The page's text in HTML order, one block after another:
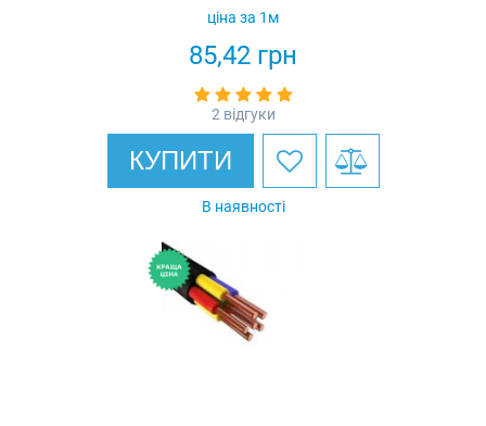
85,42 грн
ціна за 1м
2 відгуки
КУПИТИ
В наявності